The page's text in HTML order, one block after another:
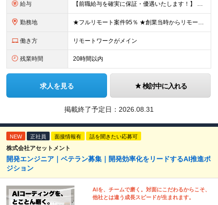
給与 【前職給与を確実に保証・優遇いたします！】 ★経験・スキル・前職年収を考慮し、前職以上の提示を基本として決定します。 月給 34万円～48万円 ＋ 昇給査定年2回 ※経験・能力を考慮の上、社内規定
勤務地 ★フルリモート案件95％ ★創業当時からリモートワークに注力 勤務は自宅または中目黒オフィスが中心となります。 案件の約9割は受託開発ですが、 一部案件では首都圏のクライアント先で勤務いただく場合が
働き方 リモートワークがメイン
残業時間 20時間以内
求人を見る 検討中に入れる
掲載終了予定日： 2026.08.31
NEW 正社員 面接情報有 話を聞きたい応募可
株式会社アセットメント
開発エンジニア｜ベテラン募集｜開発効率化をリードするAI推進ポ
ジション
AIを、チームで磨く。対面にこだわるからこそ、
他社とは違う成長スピードが生まれます。